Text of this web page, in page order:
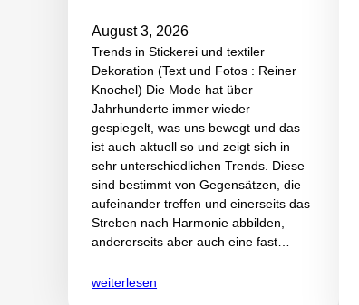
August 3, 2026
Trends in Stickerei und textiler
Dekoration (Text und Fotos : Reiner
Knochel) Die Mode hat über
Jahrhunderte immer wieder
gespiegelt, was uns bewegt und das
ist auch aktuell so und zeigt sich in
sehr unterschiedlichen Trends. Diese
sind bestimmt von Gegensätzen, die
aufeinander treffen und einerseits das
Streben nach Harmonie abbilden,
andererseits aber auch eine fast…
weiterlesen